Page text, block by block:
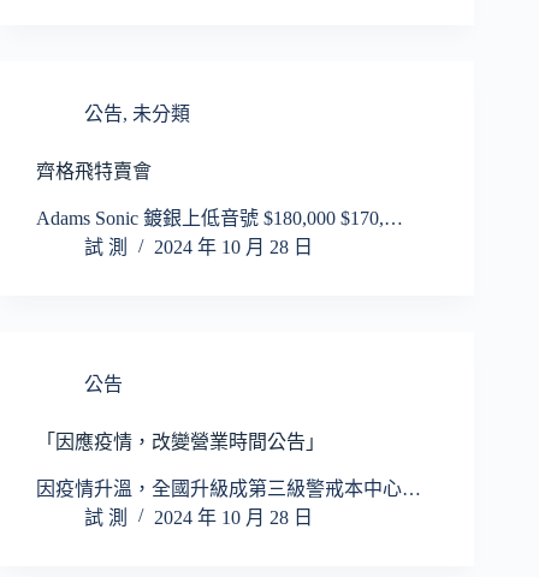
公告, 未分類
齊格飛特賣會
Adams Sonic 鍍銀上低音號 $180,000 $170,…
試 測
2024 年 10 月 28 日
公告
「因應疫情，改變營業時間公告」
因疫情升溫，全國升級成第三級警戒本中心…
試 測
2024 年 10 月 28 日